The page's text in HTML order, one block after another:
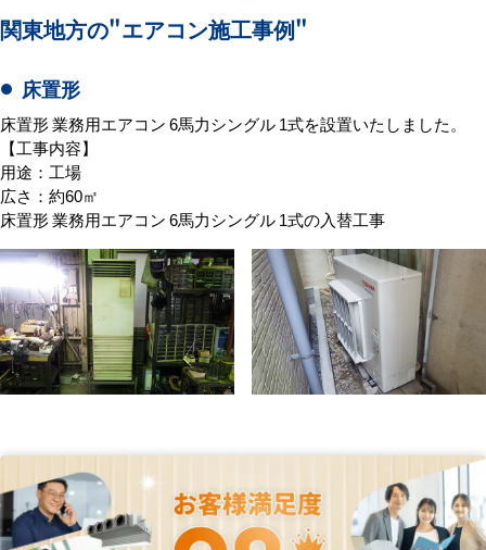
関東地方の"エアコン施工事例"
床置形
床置形 業務用エアコン 6馬力シングル 1式を設置いたしました。
【工事内容】
用途：工場
広さ：約60㎡
床置形 業務用エアコン 6馬力シングル 1式の入替工事